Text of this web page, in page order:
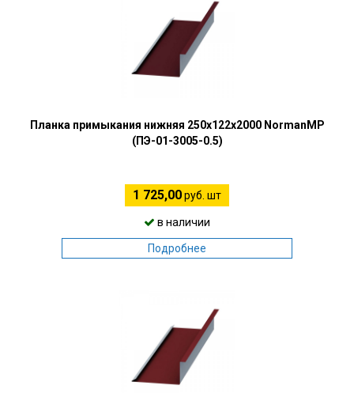
Планка примыкания нижняя 250х122х2000 NormanMP
(ПЭ-01-3005-0.5)
1 725,00руб. шт
в наличии
Подробнее